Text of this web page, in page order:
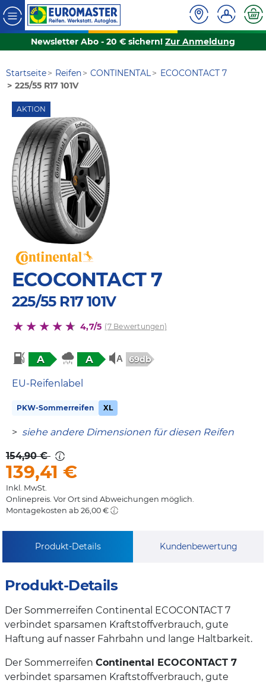
Newsletter Abo - 20 € sichern! Zur Anmeldung
Startseite Reifen CONTINENTAL
ECOCONTACT 7
225/55 R17 101V
AKTION
ECOCONTACT 7
225/55 R17 101V
4,7/5 (7 Bewertungen)
A A 69db
EU-Reifenlabel
PKW-Sommerreifen XL
> siehe andere Dimensionen für diesen Reifen
154,90 €
139,41 €
Inkl. MwSt.
Onlinepreis. Vor Ort sind Abweichungen möglich.
Montagekosten ab 26,00 €
Produkt-Details Kundenbewertung
Produkt-Details
Der Sommerreifen Continental ECOCONTACT 7
verbindet sparsamen Kraftstoffverbrauch, gute
Haftung auf nasser Fahrbahn und lange Haltbarkeit.
Der Sommerreifen Continental ECOCONTACT 7
verbindet sparsamen Kraftstoffverbrauch, gute